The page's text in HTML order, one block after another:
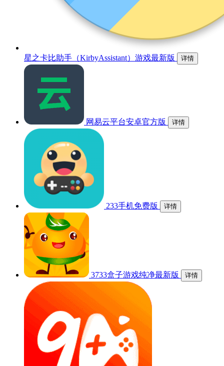
星之卡比助手（KirbyAssistant）游戏最新版 详情
网易云平台安卓官方版 详情
233手机免费版 详情
3733盒子游戏纯净最新版 详情